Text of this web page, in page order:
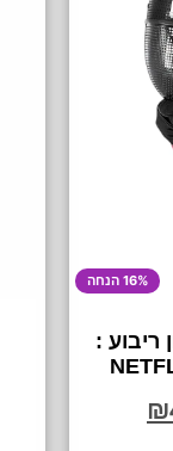
16% הנחה
ריבוע :
₪